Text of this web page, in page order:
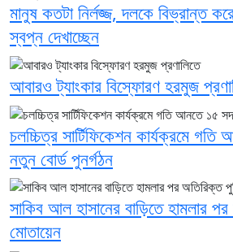
মানুষ কতটা নির্লজ্জ, দলকে বিভ্রান্ত
স্বপ্ন দেখাচ্ছেন
আবারও ট্যাংকার বিস্ফোরণ হরমুজ
চলচ্চিত্র সার্টিফিকেশন কার্যক্রমে
নতুন বোর্ড পুনর্গঠন
সাকিব আল হাসানের বাড়িতে হামলার
মোতায়েন